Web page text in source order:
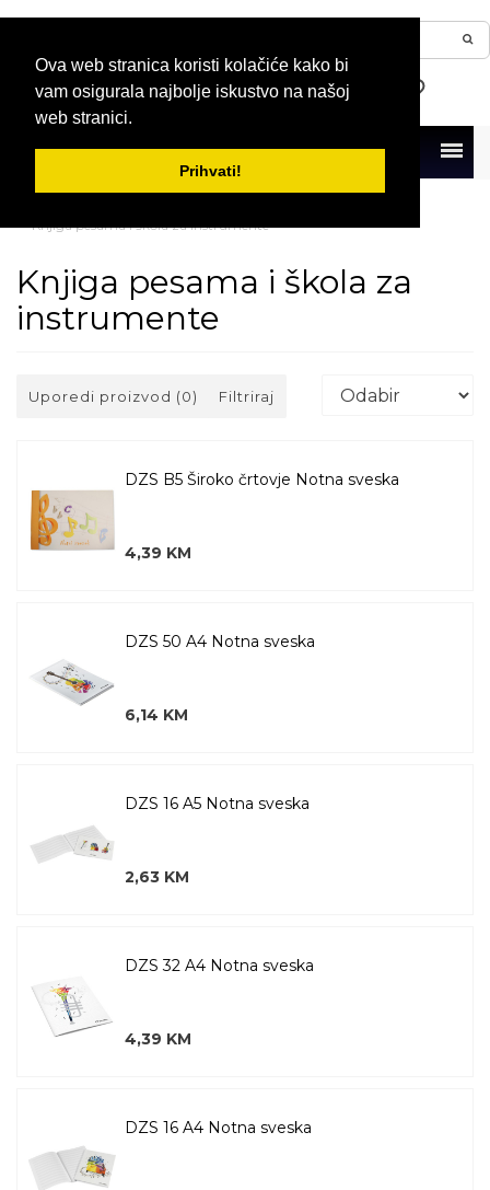
Ova web stranica koristi kolačiće kako bi
vam osigurala najbolje iskustvo na našoj
web stranici.
Prihvati!
Menu
Knjiga pesama i škola za instrumente
Knjiga pesama i škola za
instrumente
Uporedi proizvod (0) Filtriraj
DZS B5 Široko črtovje Notna sveska
4,39 KM
DZS 50 A4 Notna sveska
6,14 KM
DZS 16 A5 Notna sveska
2,63 KM
DZS 32 A4 Notna sveska
4,39 KM
DZS 16 A4 Notna sveska